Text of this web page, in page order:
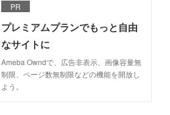
PR
プレミアムプランでもっと自由
なサイトに
Ameba Owndで、広告非表示、画像容量無
制限、ページ数無制限などの機能を開放し
よう。